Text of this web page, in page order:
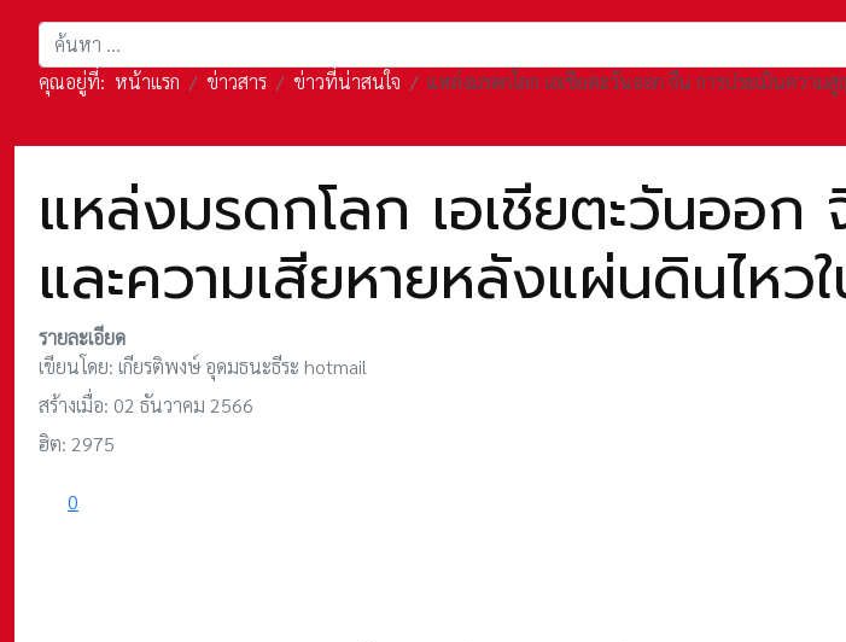
การค้นหา
คุณอยู่ที่: หน้าแรก ข่าวสาร ข่าวที่น่าสนใจ แหล่งมรดกโลก เอเชียตะวันออก จีน การประเมินควา
แหล่งมรดกโลก เอเชียตะวันออก
และความเสียหายหลังแผ่นดินไหว
รายละเอียด
เขียนโดย: เกียรติพงษ์ อุดมธนะธีระ hotmail
สร้างเมื่อ: 02 ธันวาคม 2566
ฮิต: 2975
0